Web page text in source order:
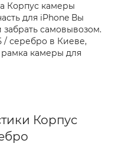
Корпус камеры
для iPhone Вы
забрать самовывозом.
/ серебро в Киеве,
камеры для
Корпус